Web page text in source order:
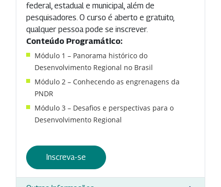
federal, estadual e municipal, além de
pesquisadores. O curso é aberto e gratuito,
qualquer pessoa pode se inscrever.
Conteúdo Programático:
Módulo 1 – Panorama histórico do
Desenvolvimento Regional no Brasil
Módulo 2 – Conhecendo as engrenagens da
PNDR
Módulo 3 – Desafios e perspectivas para o
Desenvolvimento Regional
Inscreva-se